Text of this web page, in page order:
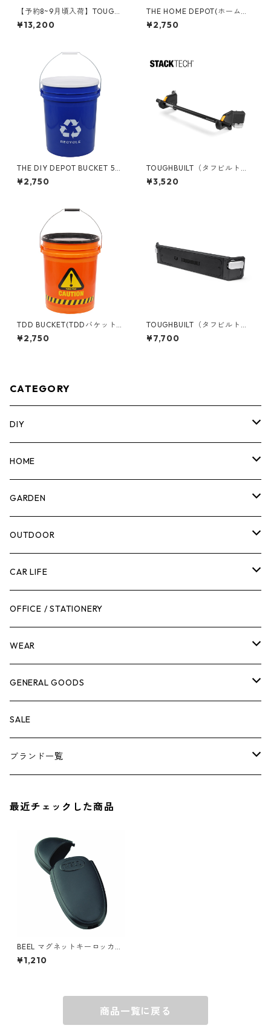
【予約8~9月頃入荷】TOUGHB
UILT（タフビルト）STACK TE
CH(スタックテック) ドーリー
¥13,200
THE HOME DEPOT(ホームデ
ポ) 5ガロンバケツ 05GLHD2
¥2,750
THE DIY DEPOT BUCKET 5ガ
ロンバケツ リサイクル フタ付
き 05GLTDD-RCY
¥2,750
TOUGHBUILT（タフビルト）S
TACK TECH(スタックテック)
ロールホルダー TB-B1-A-32
¥3,520
TDD BUCKET(TDDバケット)
5ガロンバケツ [CAUTION] フ
タ付き 05GLTDD-CAU
¥2,750
TOUGHBUILT（タフビルト）S
TACK TECH(スタックテック)
マグネットバー TB-B1-A-33
¥7,700
CATEGORY
DIY
マーカー
計測機器
腰袋・ツールホルスター
工具箱
作業台
脚立
ケミカル
その他
HOME
5ガロンバケツ
キッチン
日用品
ボディケア
GARDEN
剪定ばさみ
ガーデンツール
ガーデンチェア
キャビネット・ツールハンガー
冬季用品
その他
OUTDOOR
スツール
バンジーバンド
ストレージボックス
クーラーボックス
ナイフ
CAR LIFE
メンテナンスグッズ
車内グッズ
車外グッズ
芳香剤
OFFICE / STATIONERY
WEAR
トップス
ボトムス
アンダーウェア
グローブ
GENERAL GOODS
ウォレット
エアーフレッシュナー
SALE
ブランド一覧
BEHRENS
最近チェックした商品
BEEL マグネットキーロッカー
22-1-05904-8
¥1,210
商品一覧に戻る